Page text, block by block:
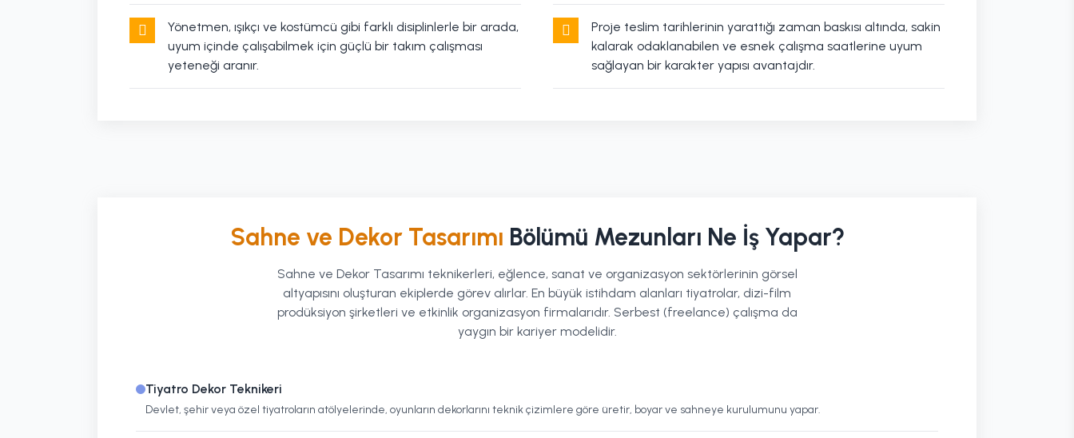
Yönetmen, ışıkçı ve kostümcü gibi farklı disiplinlerle bir arada,
uyum içinde çalışabilmek için güçlü bir takım çalışması
yeteneği aranır.
Proje teslim tarihlerinin yarattığı zaman baskısı altında, sakin
kalarak odaklanabilen ve esnek çalışma saatlerine uyum
sağlayan bir karakter yapısı avantajdır.
Sahne ve Dekor Tasarımı Bölümü Mezunları Ne İş Yapar?
Sahne ve Dekor Tasarımı teknikerleri, eğlence, sanat ve organizasyon sektörlerinin görsel
altyapısını oluşturan ekiplerde görev alırlar. En büyük istihdam alanları tiyatrolar, dizi-film
prodüksiyon şirketleri ve etkinlik organizasyon firmalarıdır. Serbest (freelance) çalışma da
yaygın bir kariyer modelidir.
Tiyatro Dekor Teknikeri
Devlet, şehir veya özel tiyatroların atölyelerinde, oyunların dekorlarını teknik çizimlere göre üretir, boyar ve sahneye kurulumunu yapar.